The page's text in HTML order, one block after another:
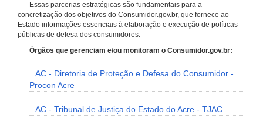
Essas parcerias estratégicas são fundamentais para a
concretização dos objetivos do Consumidor.gov.br, que fornece ao
Estado informações essenciais à elaboração e execução de políticas
públicas de defesa dos consumidores.
Órgãos que gerenciam e/ou monitoram o Consumidor.gov.br:
AC - Diretoria de Proteção e Defesa do Consumidor -
Procon Acre
AC - Tribunal de Justiça do Estado do Acre - TJAC